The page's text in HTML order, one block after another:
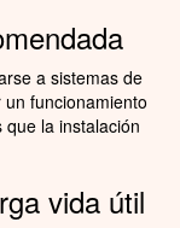
a sistemas de
funcionamiento
la instalación
vida útil